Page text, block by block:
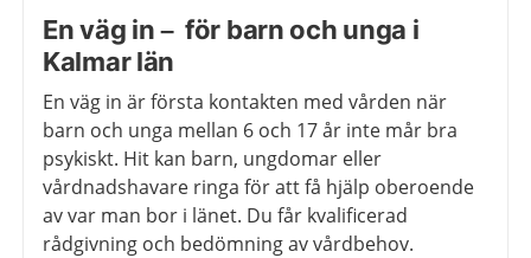
En väg in – för barn och unga i
Kalmar län
En väg in är första kontakten med vården när
barn och unga mellan 6 och 17 år inte mår bra
psykiskt. Hit kan barn, ungdomar eller
vårdnadshavare ringa för att få hjälp oberoende
av var man bor i länet. Du får kvalificerad
rådgivning och bedömning av vårdbehov.